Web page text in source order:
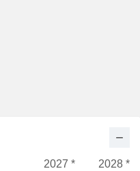
2027 *
2028 *